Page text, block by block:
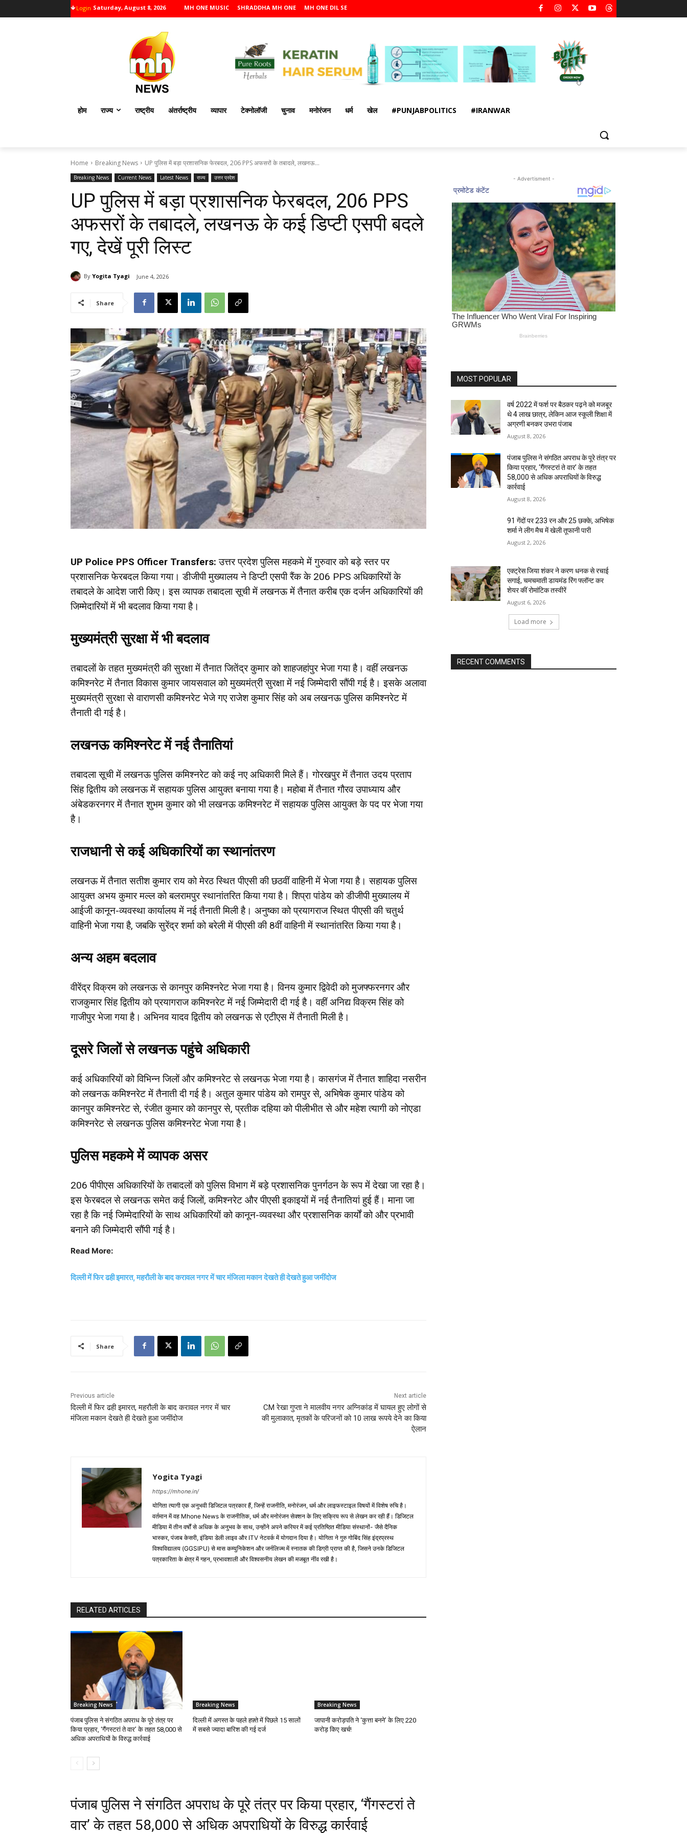
Login Saturday, August 8, 2026 MH ONE MUSIC SHRADDHA MH ONE MH ONE DIL SE
होम राज्य राष्ट्रीय अंतर्राष्ट्रीय व्यापार टेक्नोलॉजी चुनाव मनोरंजन धर्म खेल #PUNJABPOLITICS #IRANWAR
Home Breaking News UP पुलिस में बड़ा प्रशासनिक फेरबदल, 206 PPS अफसरों के तबादले, लखनऊ...
Breaking News Current News Latest News राज्य उत्तर प्रदेश
UP पुलिस में बड़ा प्रशासनिक फेरबदल, 206 PPS
अफसरों के तबादले, लखनऊ के कई डिप्टी एसपी बदले
गए, देखें पूरी लिस्ट
By Yogita Tyagi June 4, 2026
Share
UP Police PPS Officer Transfers:उत्तर प्रदेश पुलिस महकमे में गुरुवार को बड़े स्तर पर
प्रशासनिक फेरबदल किया गया। डीजीपी मुख्यालय ने डिप्टी एसपी रैंक के 206 PPS अधिकारियों के
तबादले के आदेश जारी किए। इस व्यापक तबादला सूची में लखनऊ में तैनात करीब एक दर्जन अधिकारियों की
जिम्मेदारियों में भी बदलाव किया गया है।
मुख्यमंत्री सुरक्षा में भी बदलाव
तबादलों के तहत मुख्यमंत्री की सुरक्षा में तैनात जितेंद्र कुमार को शाहजहांपुर भेजा गया है। वहीं लखनऊ
कमिश्नरेट में तैनात विकास कुमार जायसवाल को मुख्यमंत्री सुरक्षा में नई जिम्मेदारी सौंपी गई है। इसके अलावा
मुख्यमंत्री सुरक्षा से वाराणसी कमिश्नरेट भेजे गए राजेश कुमार सिंह को अब लखनऊ पुलिस कमिश्नरेट में
तैनाती दी गई है।
लखनऊ कमिश्नरेट में नई तैनातियां
तबादला सूची में लखनऊ पुलिस कमिश्नरेट को कई नए अधिकारी मिले हैं। गोरखपुर में तैनात उदय प्रताप
सिंह द्वितीय को लखनऊ में सहायक पुलिस आयुक्त बनाया गया है। महोबा में तैनात गौरव उपाध्याय और
अंबेडकरनगर में तैनात शुभम कुमार को भी लखनऊ कमिश्नरेट में सहायक पुलिस आयुक्त के पद पर भेजा गया
है।
राजधानी से कई अधिकारियों का स्थानांतरण
लखनऊ में तैनात सतीश कुमार राय को मेरठ स्थित पीएसी की छठवीं वाहिनी में भेजा गया है। सहायक पुलिस
आयुक्त अभय कुमार मल्ल को बलरामपुर स्थानांतरित किया गया है। शिप्रा पांडेय को डीजीपी मुख्यालय में
आईजी कानून-व्यवस्था कार्यालय में नई तैनाती मिली है। अनुष्का को प्रयागराज स्थित पीएसी की चतुर्थ
वाहिनी भेजा गया है, जबकि सुरेंद्र शर्मा को बरेली में पीएसी की 8वीं वाहिनी में स्थानांतरित किया गया है।
अन्य अहम बदलाव
वीरेंद्र विक्रम को लखनऊ से कानपुर कमिश्नरेट भेजा गया है। विनय कुमार द्विवेदी को मुजफ्फरनगर और
राजकुमार सिंह द्वितीय को प्रयागराज कमिश्नरेट में नई जिम्मेदारी दी गई है। वहीं अनिद्य विक्रम सिंह को
गाजीपुर भेजा गया है। अभिनव यादव द्वितीय को लखनऊ से एटीएस में तैनाती मिली है।
दूसरे जिलों से लखनऊ पहुंचे अधिकारी
कई अधिकारियों को विभिन्न जिलों और कमिश्नरेट से लखनऊ भेजा गया है। कासगंज में तैनात शाहिदा नसरीन
को लखनऊ कमिश्नरेट में तैनाती दी गई है। अतुल कुमार पांडेय को रामपुर से, अभिषेक कुमार पांडेय को
कानपुर कमिश्नरेट से, रंजीत कुमार को कानपुर से, प्रतीक दहिया को पीलीभीत से और महेश त्यागी को नोएडा
कमिश्नरेट से लखनऊ पुलिस कमिश्नरेट भेजा गया है।
पुलिस महकमे में व्यापक असर
206 पीपीएस अधिकारियों के तबादलों को पुलिस विभाग में बड़े प्रशासनिक पुनर्गठन के रूप में देखा जा रहा है।
इस फेरबदल से लखनऊ समेत कई जिलों, कमिश्नरेट और पीएसी इकाइयों में नई तैनातियां हुई हैं। माना जा
रहा है कि नई जिम्मेदारियों के साथ अधिकारियों को कानून-व्यवस्था और प्रशासनिक कार्यों को और प्रभावी
बनाने की जिम्मेदारी सौंपी गई है।
Read More:
दिल्ली में फिर ढही इमारत, महरौली के बाद करावल नगर में चार मंजिला मकान देखते ही देखते हुआ जमींदोज
Share
Previous article
दिल्ली में फिर ढही इमारत, महरौली के बाद करावल नगर में चार
मंजिला मकान देखते ही देखते हुआ जमींदोज
Next article
CM रेखा गुप्ता ने मालवीय नगर अग्निकांड में घायल हुए लोगों से
की मुलाकात, मृतकों के परिजनों को 10 लाख रूपये देने का किया
ऐलान
Yogita Tyagi
https://mhone.in/
योगिता त्यागी एक अनुभवी डिजिटल पत्रकार हैं, जिन्हें राजनीति, मनोरंजन, धर्म और लाइफस्टाइल विषयों में विशेष रुचि है।
वर्तमान में वह Mhone News के राजनीतिक, धर्म और मनोरंजन सेक्शन के लिए सक्रिय रूप से लेखन कर रही हैं। डिजिटल
मीडिया में तीन वर्षों से अधिक के अनुभव के साथ, उन्होंने अपने करियर में कई प्रतिष्ठित मीडिया संस्थानों- जैसे दैनिक
भास्कर, पंजाब केसरी, इंडिया डेली लाइव और ITV नेटवर्क में योगदान दिया है। योगिता ने गुरु गोबिंद सिंह इंद्रप्रस्थ
विश्वविद्यालय (GGSIPU) से मास कम्युनिकेशन और जर्नलिज्म में स्नातक की डिग्री प्राप्त की है, जिसने उनके डिजिटल
पत्रकारिता के क्षेत्र में गहन, प्रभावशाली और विश्वसनीय लेखन की मजबूत नींव रखी है।
RELATED ARTICLES
Breaking News
पंजाब पुलिस ने संगठित अपराध के पूरे तंत्र पर
किया प्रहार, ‘गैंगस्टरां ते वार’ के तहत 58,000 से
अधिक अपराधियों के विरुद्ध कार्रवाई
Breaking News
दिल्ली में अगस्त के पहले हफ़्ते में पिछले 15 सालों
में सबसे ज्यादा बारिश की गई दर्ज
Breaking News
जापानी करोड़पति ने ‘कुत्ता बनने’ के लिए ₹220
करोड़ किए खर्च!
पंजाब पुलिस ने संगठित अपराध के पूरे तंत्र पर किया प्रहार, ‘गैंगस्टरां ते
वार’ के तहत 58,000 से अधिक अपराधियों के विरुद्ध कार्रवाई
- Advertisment -
MOST POPULAR
वर्ष 2022 में फर्श पर बैठकर पढ़ने को मजबूर
थे 4 लाख छात्र, लेकिन आज स्कूली शिक्षा में
अग्रणी बनकर उभरा पंजाब
August 8, 2026
पंजाब पुलिस ने संगठित अपराध के पूरे तंत्र पर
किया प्रहार, ‘गैंगस्टरां ते वार’ के तहत
58,000 से अधिक अपराधियों के विरुद्ध
कार्रवाई
August 8, 2026
91 गेंदों पर 233 रन और 25 छक्के, अभिषेक
शर्मा ने लीग मैच में खेली तूफानी पारी
August 2, 2026
एक्ट्रेस जिया शंकर ने करण धनक से रचाई
सगाई, चमचमाती डायमंड रिंग फ्लॉन्ट कर
शेयर कीं रोमांटिक तस्वीरें
August 6, 2026
Load more
RECENT COMMENTS